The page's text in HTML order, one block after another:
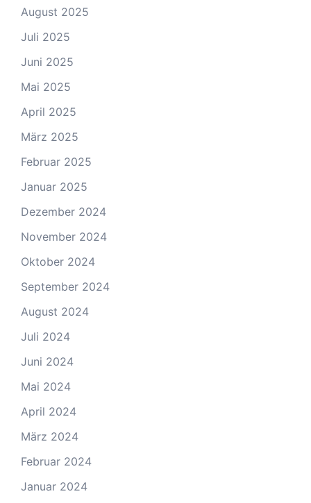
August 2025
Juli 2025
Juni 2025
Mai 2025
April 2025
März 2025
Februar 2025
Januar 2025
Dezember 2024
November 2024
Oktober 2024
September 2024
August 2024
Juli 2024
Juni 2024
Mai 2024
April 2024
März 2024
Februar 2024
Januar 2024